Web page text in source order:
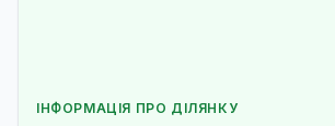
ІНФОРМАЦІЯ ПРО ДІЛЯНКУ